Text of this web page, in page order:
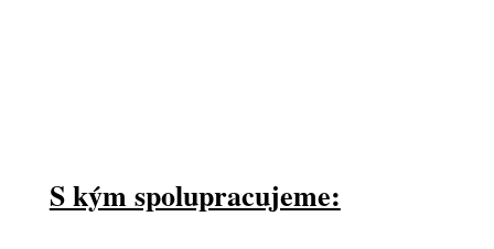
S kým spolupracujeme: